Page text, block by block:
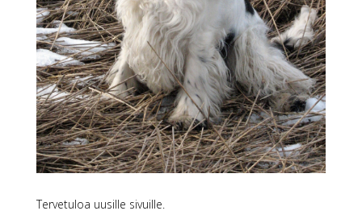
Tervetuloa uusille sivuille.